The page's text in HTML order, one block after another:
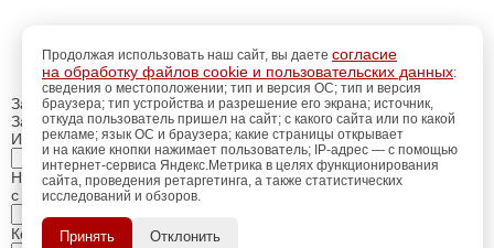
Продолжая использовать наш сайт, вы даете согласие
на обработку файлов cookie и пользовательских данных:
сведения о местоположении; тип и версия ОС; тип и версия
браузера; тип устройства и разрешение его экрана; источник,
откуда пользователь пришел на сайт; с какого сайта или по какой
рекламе; язык ОС и браузера; какие страницы открывает
и на какие кнопки нажимает пользователь; IP-адрес — с помощью
интернет-сервиса Яндекс.Метрика в целях функционирования
сайта, проведения ретаргетинга, а также статистических
исследований и обзоров.
Принять Отклонить
Закрыть
Заказ обратного звонка
Имя Отчество:
Номер телефона:
с кодом города
Когда позвонить?
Пройдитерегистрацию
использования
дополнительных возможностей